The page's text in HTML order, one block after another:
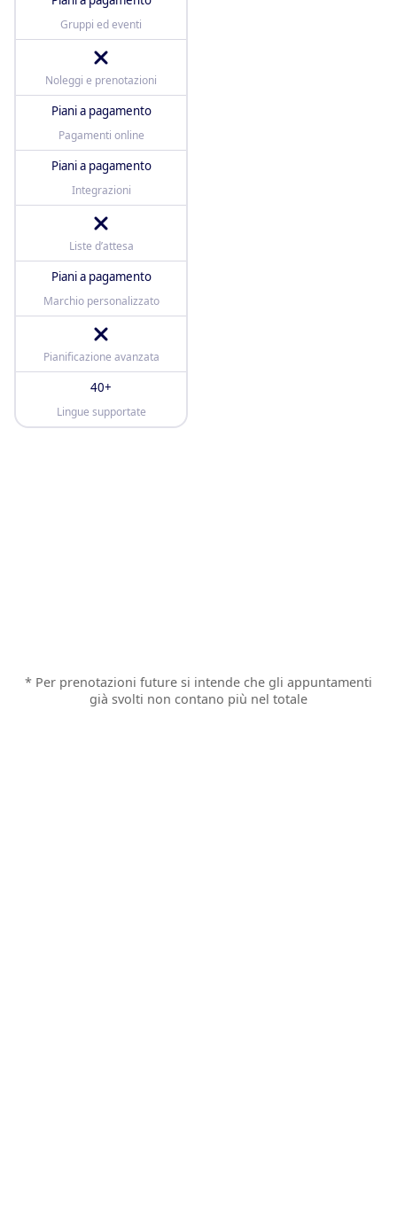
Gruppi ed eventi
Noleggi e prenotazioni
Piani a pagamento
Pagamenti online
Piani a pagamento
Integrazioni
Liste d’attesa
Piani a pagamento
Marchio personalizzato
Pianificazione avanzata
40+
Lingue supportate
* Per prenotazioni future si intende che gli appuntamenti
già svolti non contano più nel totale